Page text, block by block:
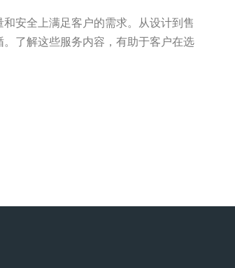
安全上满足客户的需求。从设计到售
了解这些服务内容，有助于客户在选